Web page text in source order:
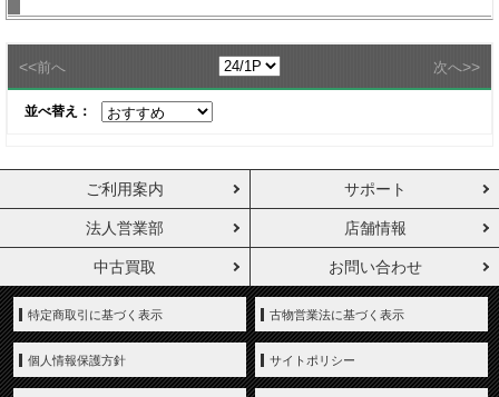
<<前へ 次へ>>
並べ替え：
ご利用案内 サポート
法人営業部 店舗情報
中古買取 お問い合わせ
特定商取引に基づく表示 古物営業法に基づく表示
個人情報保護方針 サイトポリシー